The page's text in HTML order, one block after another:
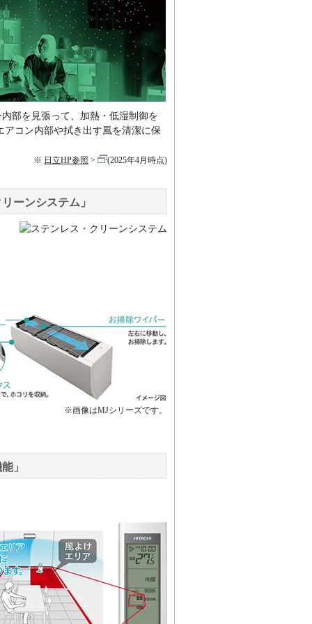
部を見張って、加熱・低湿制御を
コン内部や拭き出す風を清潔に保
※ 日立HP参照 (2025年4月時点)
ーンシステム」
※画像はMJシリーズです。
」